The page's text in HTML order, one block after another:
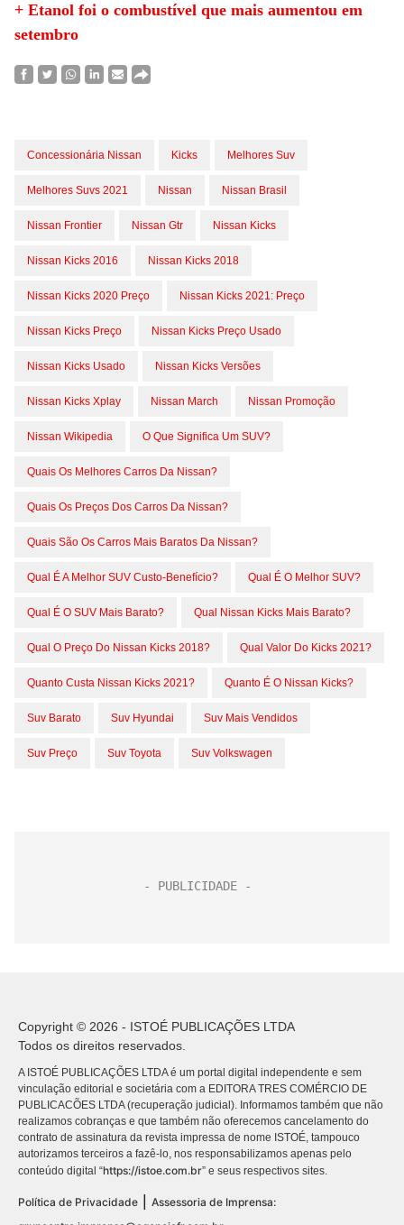
+ Etanol foi o combustível que mais aumentou em
setembro
Concessionária Nissan Kicks Melhores Suv
Melhores Suvs 2021 Nissan Nissan Brasil
Nissan Frontier Nissan Gtr Nissan Kicks
Nissan Kicks 2016 Nissan Kicks 2018
Nissan Kicks 2020 Preço Nissan Kicks 2021: Preço
Nissan Kicks Preço Nissan Kicks Preço Usado
Nissan Kicks Usado Nissan Kicks Versões
Nissan Kicks Xplay Nissan March Nissan Promoção
Nissan Wikipedia O Que Significa Um SUV?
Quais Os Melhores Carros Da Nissan?
Quais Os Preços Dos Carros Da Nissan?
Quais São Os Carros Mais Baratos Da Nissan?
Qual É A Melhor SUV Custo-Benefício? Qual É O Melhor SUV?
Qual É O SUV Mais Barato? Qual Nissan Kicks Mais Barato?
Qual O Preço Do Nissan Kicks 2018? Qual Valor Do Kicks 2021?
Quanto Custa Nissan Kicks 2021? Quanto É O Nissan Kicks?
Suv Barato Suv Hyundai Suv Mais Vendidos
Suv Preço Suv Toyota Suv Volkswagen
Copyright © 2026 - ISTOÉ PUBLICAÇÕES LTDA
Todos os direitos reservados.
A ISTOÉ PUBLICAÇÕES LTDA é um portal digital independente e sem
vinculação editorial e societária com a EDITORA TRES COMÉRCIO DE
PUBLICACÕES LTDA (recuperação judicial). Informamos também que não
realizamos cobranças e que também não oferecemos cancelamento do
contrato de assinatura da revista impressa de nome ISTOÉ, tampouco
autorizamos terceiros a fazê-lo, nos responsabilizamos apenas pelo
conteúdo digital “https://istoe.com.br” e seus respectivos sites.
Política de Privacidade
Assessoria de Imprensa: